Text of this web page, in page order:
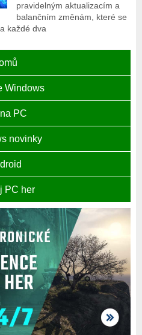
pravidelným aktualizacím a
balančním změnám, které se
každé dva
Windows
PC
novinky
PC her